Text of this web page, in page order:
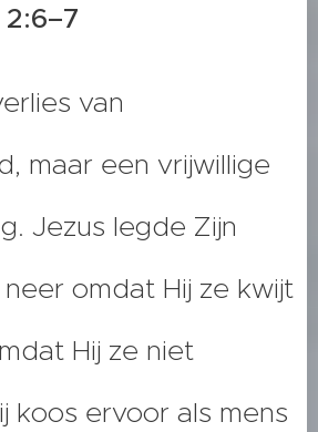
van
maar een vrijwillige
Jezus legde Zijn
omdat Hij ze kwijt
Hij ze niet
koos ervoor als mens